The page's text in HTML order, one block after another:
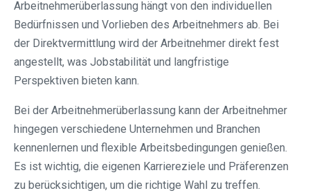
Arbeitnehmerüberlassung hängt von den individuellen
Bedürfnissen und Vorlieben des Arbeitnehmers ab. Bei
der Direktvermittlung wird der Arbeitnehmer direkt fest
angestellt, was Jobstabilität und langfristige
Perspektiven bieten kann.
Bei der Arbeitnehmerüberlassung kann der Arbeitnehmer
hingegen verschiedene Unternehmen und Branchen
kennenlernen und flexible Arbeitsbedingungen genießen.
Es ist wichtig, die eigenen Karriereziele und Präferenzen
zu berücksichtigen, um die richtige Wahl zu treffen.